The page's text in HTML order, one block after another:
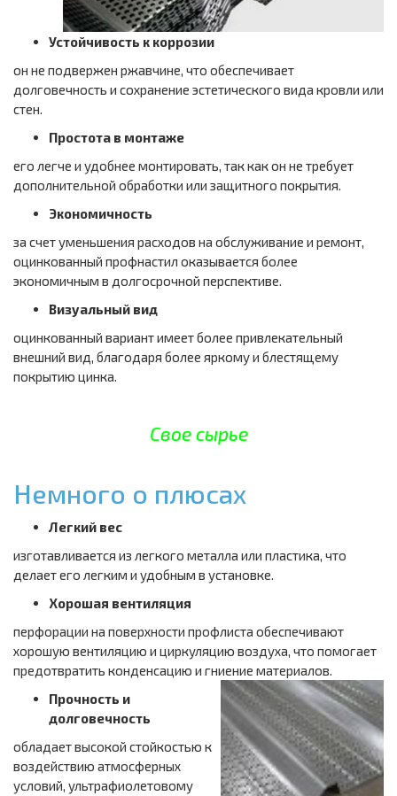
Устойчивость к коррозии
он не подвержен ржавчине, что обеспечивает
долговечность и сохранение эстетического вида кровли или
стен.
Простота в монтаже
его легче и удобнее монтировать, так как он не требует
дополнительной обработки или защитного покрытия.
Экономичность
за счет уменьшения расходов на обслуживание и ремонт,
оцинкованный профнастил оказывается более
экономичным в долгосрочной перспективе.
Визуальный вид
оцинкованный вариант имеет более привлекательный
внешний вид, благодаря более яркому и блестящему
покрытию цинка.
Свое сырье
Немного о плюсах
Легкий вес
изготавливается из легкого металла или пластика, что
делает его легким и удобным в установке.
Хорошая вентиляция
перфорации на поверхности профлиста обеспечивают
хорошую вентиляцию и циркуляцию воздуха, что помогает
предотвратить конденсацию и гниение материалов.
Прочность и
долговечность
обладает высокой стойкостью к
воздействию атмосферных
условий, ультрафиолетовому